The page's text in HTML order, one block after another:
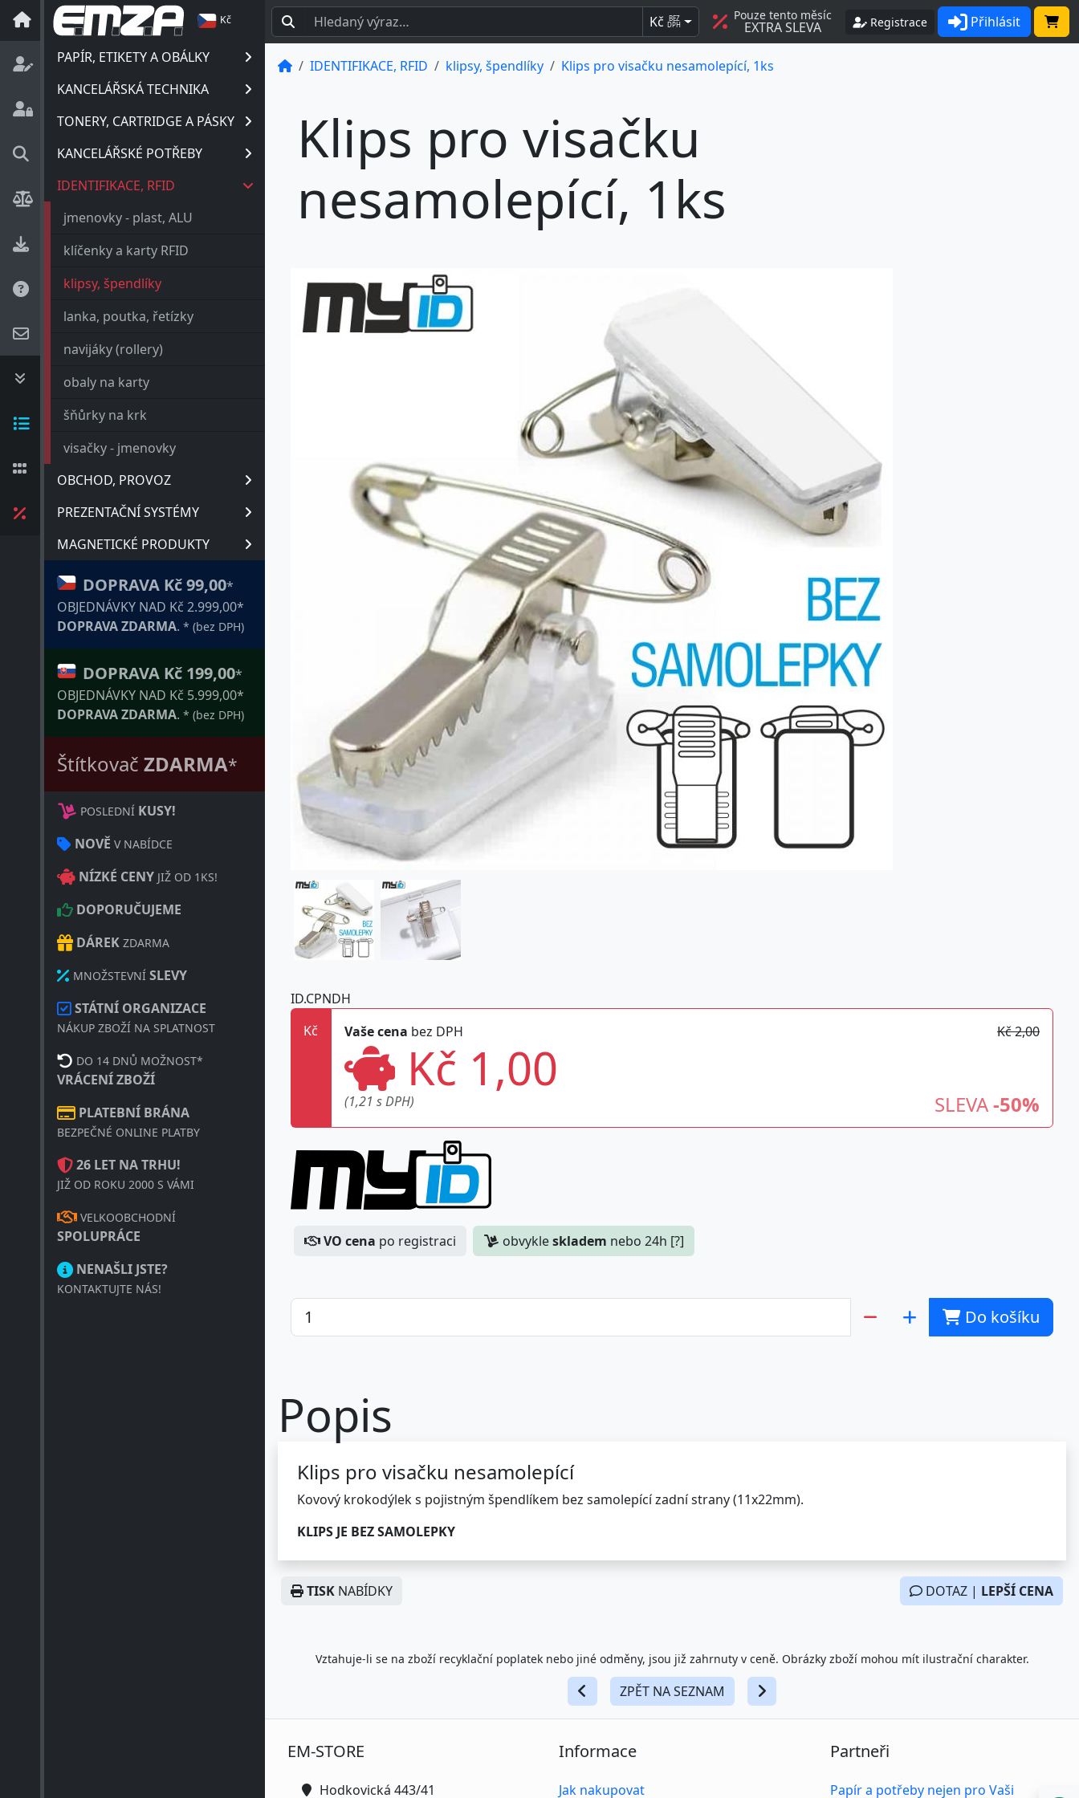
Kč
PAPÍR, ETIKETY A OBÁLKY
KANCELÁŘSKÁ TECHNIKA
TONERY, CARTRIDGE A PÁSKY
KANCELÁŘSKÉ POTŘEBY
IDENTIFIKACE, RFID
jmenovky - plast, ALU
klíčenky a karty RFID
klipsy, špendlíky
lanka, poutka, řetízky
navijáky (rollery)
obaly na karty
šňůrky na krk
visačky - jmenovky
OBCHOD, PROVOZ
PREZENTAČNÍ SYSTÉMY
MAGNETICKÉ PRODUKTY
DOPRAVA Kč 99,00*
OBJEDNÁVKY NAD Kč 2.999,00*
DOPRAVA ZDARMA. * (bez DPH)
DOPRAVA Kč 199,00*
OBJEDNÁVKY NAD Kč 5.999,00*
DOPRAVA ZDARMA. * (bez DPH)
Štítkovač ZDARMA*
POSLEDNÍ KUSY!
NOVĚ V NABÍDCE
NÍZKÉ CENY JIŽ OD 1KS!
DOPORUČUJEME
DÁREK ZDARMA
MNOŽSTEVNÍ SLEVY
STÁTNÍ ORGANIZACE
NÁKUP ZBOŽÍ NA SPLATNOST
DO 14 DNŮ MOŽNOST*
VRÁCENÍ ZBOŽÍ
PLATEBNÍ BRÁNA
BEZPEČNÉ ONLINE PLATBY
26 LET NA TRHU!
JIŽ OD ROKU 2000 S VÁMI
VELKOOBCHODNÍ
SPOLUPRÁCE
NENAŠLI JSTE?
KONTAKTUJTE NÁS!
Kč BEZ
DPH
Pouze tento měsíc
EXTRA SLEVA Registrace Přihlásit
IDENTIFIKACE, RFID klipsy, špendlíky Klips pro visačku nesamolepící, 1ks
Klips pro visačku
nesamolepící, 1ks
ID.CPNDH
Kč
Vaše cena bez DPH Kč 2,00
Kč 1,00
(1,21 s DPH) SLEVA-50%
VO cena po registraci obvykleskladem nebo 24h [?]
Do košíku
Popis
Klips pro visačku nesamolepící
Kovový krokodýlek s pojistným špendlíkem bez samolepící zadní strany (11x22mm).
KLIPS JE BEZ SAMOLEPKY
TISK NABÍDKY DOTAZ | LEPŠÍ CENA
Vztahuje-li se na zboží recyklační poplatek nebo jiné odměny, jsou již zahrnuty v ceně. Obrázky zboží mohou mít ilustrační charakter.
ZPĚT NA SEZNAM
EM-STORE
Hodkovická 443/41
Informace
Jak nakupovat
Partneři
Papír a potřeby nejen pro Vaši